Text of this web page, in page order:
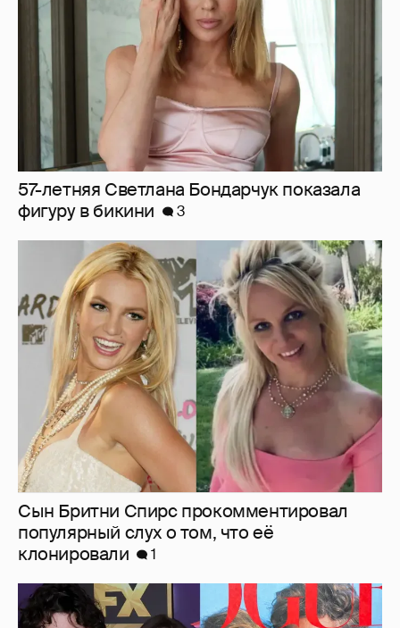
Сын Бритни Спирс прокомментировал
популярный слух о том, что её
клонировали
1